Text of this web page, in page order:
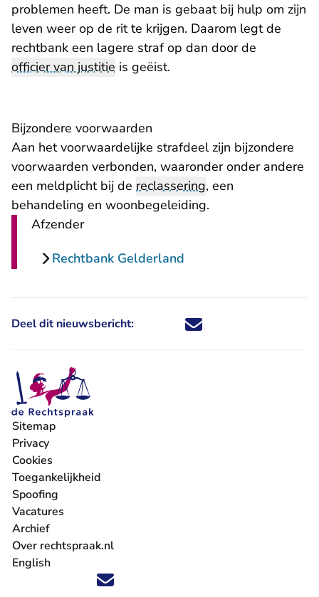
problemen heeft. De man is gebaat bij hulp om zijn
leven weer op de rit te krijgen. Daarom legt de
rechtbank een lagere straf op dan door de
officier van justitie is geëist.
Bijzondere voorwaarden
Aan het voorwaardelijke strafdeel zijn bijzondere
voorwaarden verbonden, waaronder onder andere
een meldplicht bij de reclassering, een
behandeling en woonbegeleiding.
Afzender
Rechtbank Gelderland
Deel dit nieuwsbericht: Deel dit nieuwsbericht via X -
Deel dit nieuwsbericht via
Deel dit nieuwsbericht
Deel dit
Volg ons op X (Twitter) - U verlaat Rechtspraak.nl
Volg ons op Facebook - U verlaat Rechtspraak.nl
Volg ons op Instagram - U verlaat Rechtspraak.nl
Volg ons op Youtube - U verlaat Rechtspraak.nl
Volg ons op LinkedIn - U verlaat
'Blijf op de hoogte' nieuwsbrief - U verlaat
Sitemap
Privacy
Cookies
Toegankelijkheid
Spoofing
Vacatures
- U verlaat Rechtspraak.nl
Archief
Over rechtspraak.nl
English